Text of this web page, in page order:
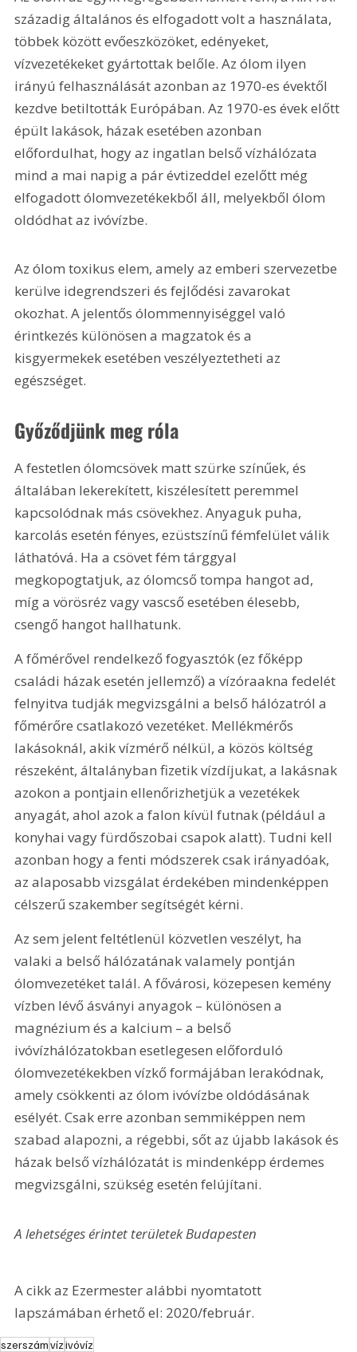
századig általános és elfogadott volt a használata,
többek között evőeszközöket, edényeket,
vízvezetékeket gyártottak belőle. Az ólom ilyen
irányú felhasználását azonban az 1970-es évektől
kezdve betiltották Európában. Az 1970-es évek előtt
épült lakások, házak esetében azonban
előfordulhat, hogy az ingatlan belső vízhálózata
mind a mai napig a pár évtizeddel ezelőtt még
elfogadott ólomvezetékekből áll, melyekből ólom
oldódhat az ivóvízbe.
Az ólom toxikus elem, amely az emberi szervezetbe
kerülve idegrendszeri és fejlődési zavarokat
okozhat. A jelentős ólommennyiséggel való
érintkezés különösen a magzatok és a
kisgyermekek esetében veszélyeztetheti az
egészséget.
Győződjünk meg róla
A festetlen ólomcsövek matt szürke színűek, és
általában lekerekített, kiszélesített peremmel
kapcsolódnak más csövekhez. Anyaguk puha,
karcolás esetén fényes, ezüstszínű fémfelület válik
láthatóvá. Ha a csövet fém tárggyal
megkopogtatjuk, az ólomcső tompa hangot ad,
míg a vörösréz vagy vascső esetében élesebb,
csengő hangot hallhatunk.
A főmérővel rendelkező fogyasztók (ez főképp
családi házak esetén jellemző) a vízóraakna fedelét
felnyitva tudják megvizsgálni a belső hálózatról a
főmérőre csatlakozó vezetéket. Mellékmérős
lakásoknál, akik vízmérő nélkül, a közös költség
részeként, általányban fizetik vízdíjukat, a lakásnak
azokon a pontjain ellenőrizhetjük a vezetékek
anyagát, ahol azok a falon kívül futnak (például a
konyhai vagy fürdőszobai csapok alatt). Tudni kell
azonban hogy a fenti módszerek csak irányadóak,
az alaposabb vizsgálat érdekében mindenképpen
célszerű szakember segítségét kérni.
Az sem jelent feltétlenül közvetlen veszélyt, ha
valaki a belső hálózatának valamely pontján
ólomvezetéket talál. A fővárosi, közepesen kemény
vízben lévő ásványi anyagok – különösen a
magnézium és a kalcium – a belső
ivóvízhálózatokban esetlegesen előforduló
ólomvezetékekben vízkő formájában lerakódnak,
amely csökkenti az ólom ivóvízbe oldódásának
esélyét. Csak erre azonban semmiképpen nem
szabad alapozni, a régebbi, sőt az újabb lakások és
házak belső vízhálózatát is mindenképp érdemes
megvizsgálni, szükség esetén felújítani.
A lehetséges érintet területek Budapesten
A cikk az Ezermester alábbi nyomtatott
lapszámában érhető el: 2020/február.
szerszámvízivóvíz